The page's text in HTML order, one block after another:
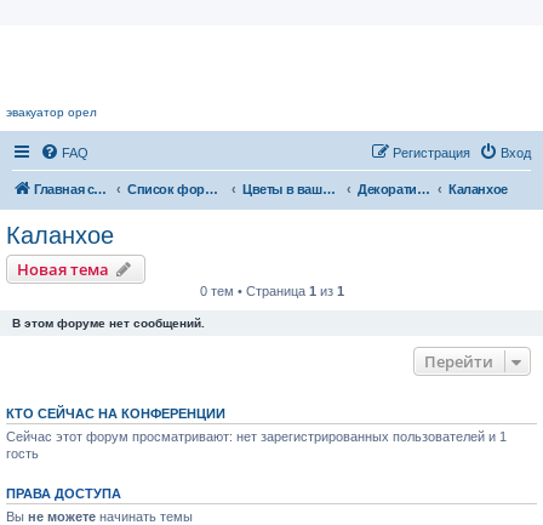
эвакуатор орел
FAQ Вход
Регистрация
Главная страница Список форумов Цветы в вашем доме Декоративноцветущие растения Каланхое
Каланхое
Новая тема
0 тем • Страница 1 из 1
В этом форуме нет сообщений.
Перейти
КТО СЕЙЧАС НА КОНФЕРЕНЦИИ
Сейчас этот форум просматривают: нет зарегистрированных пользователей и 1
гость
ПРАВА ДОСТУПА
Вы не можете начинать темы